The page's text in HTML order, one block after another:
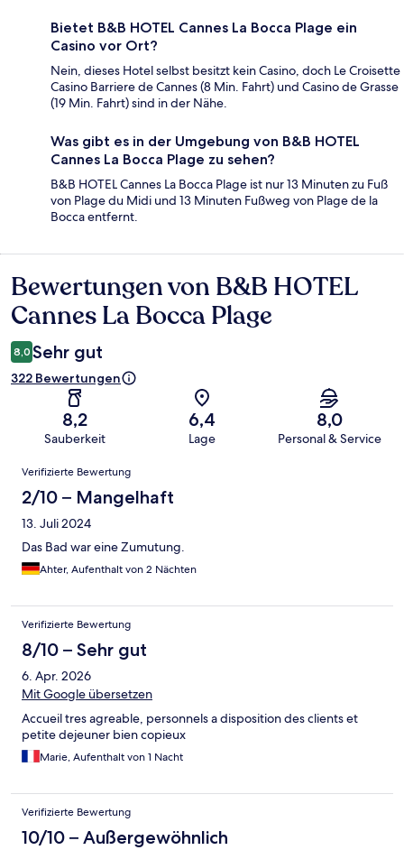
Bietet B&B HOTEL Cannes La Bocca Plage ein
Casino vor Ort?
Nein, dieses Hotel selbst besitzt kein Casino, doch Le Croisette
Casino Barriere de Cannes (8 Min. Fahrt) und Casino de Grasse
(19 Min. Fahrt) sind in der Nähe.
Was gibt es in der Umgebung von B&B HOTEL
Cannes La Bocca Plage zu sehen?
B&B HOTEL Cannes La Bocca Plage ist nur 13 Minuten zu Fuß
von Plage du Midi und 13 Minuten Fußweg von Plage de la
Bocca entfernt.
Bewertungen
Bewertungen von B&B HOTEL
Cannes La Bocca Plage
8,0 Sehr gut
322 Bewertungen
8,2
Sauberkeit
6,4
Lage
8,0
Personal & Service
Bewertungen
Verifizierte Bewertung
2/10 – Mangelhaft
13. Juli 2024
Das Bad war eine Zumutung.
Ahter, Aufenthalt von 2 Nächten
Verifizierte Bewertung
8/10 – Sehr gut
6. Apr. 2026
Mit Google übersetzen
Accueil tres agreable, personnels a disposition des clients et
petite dejeuner bien copieux
Marie, Aufenthalt von 1 Nacht
Verifizierte Bewertung
10/10 – Außergewöhnlich